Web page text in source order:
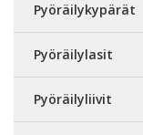
Pyöräilykypärät
Pyöräilylasit
Pyöräilyliivit